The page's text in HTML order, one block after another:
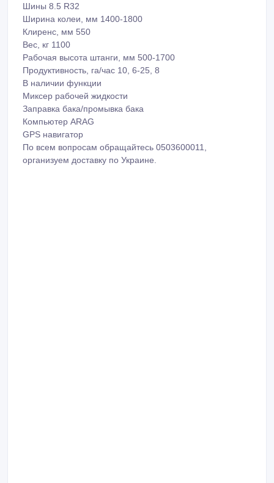
Шины 8.5 R32
Ширина колеи, мм 1400-1800
Клиренс, мм 550
Вес, кг 1100
Рабочая высота штанги, мм 500-1700
Продуктивность, га/час 10, 6-25, 8
В наличии функции
Миксер рабочей жидкости
Заправка бака/промывка бака
Компьютер ARAG
GPS навигатор
По всем вопросам обращайтесь 0503600011,
организуем доставку по Украине.